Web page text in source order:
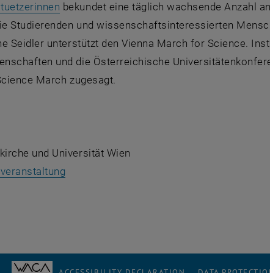
, opens an external URL in a new window
bekundet eine täglich wachsende Anzahl
Studierenden und wissenschaftsinteressierten
Seidler unterstützt den Vienna March for Science.
und die Österreichische
March zugesagt.
und Universität Wien